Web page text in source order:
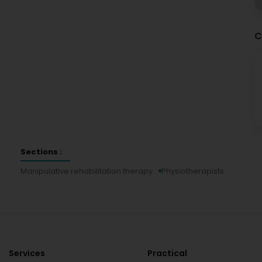
Sections :
Manipulative rehabilitation therapy
Physiotherapists
Services Practical